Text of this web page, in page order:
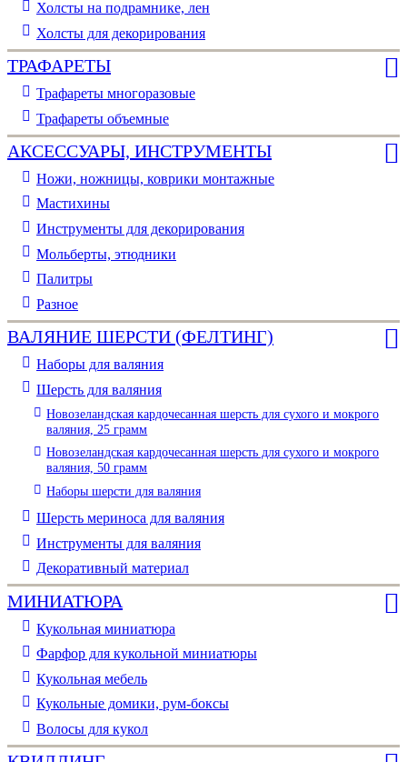
Холсты на подрамнике, лен
Холсты для декорирования
ТРАФАРЕТЫ
Трафареты многоразовые
Трафареты объемные
АКСЕССУАРЫ, ИНСТРУМЕНТЫ
Ножи, ножницы, коврики монтажные
Мастихины
Инструменты для декорирования
Мольберты, этюдники
Палитры
Разное
ВАЛЯНИЕ ШЕРСТИ (ФЕЛТИНГ)
Наборы для валяния
Шерсть для валяния
Новозеландская кардочесанная шерсть для сухого и мокрого
валяния, 25 грамм
Новозеландская кардочесанная шерсть для сухого и мокрого
валяния, 50 грамм
Наборы шерсти для валяния
Шерсть мериноса для валяния
Инструменты для валяния
Декоративный материал
МИНИАТЮРА
Кукольная миниатюра
Фарфор для кукольной миниатюры
Кукольная мебель
Кукольные домики, рум-боксы
Волосы для кукол